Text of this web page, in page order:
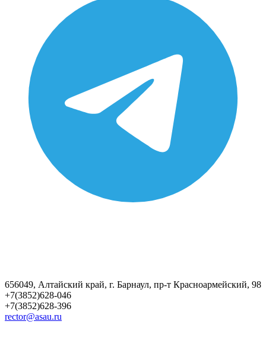
656049, Алтайский край, г. Барнаул, пр-т Красноармейский, 98
+7(3852)628-046
+7(3852)628-396
rector@asau.ru